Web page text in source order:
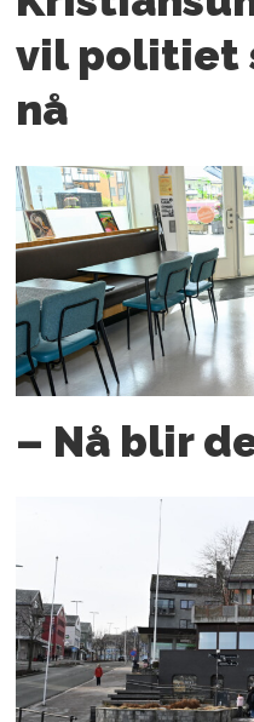
vil politiet
nå
– Nå blir